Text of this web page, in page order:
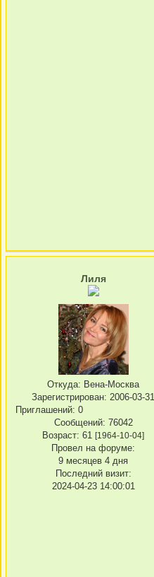
Лиля
Откуда: Вена-Москва
Зарегистрирован: 2006-03-31
Приглашений: 0
Сообщений: 76042
Возраст: 61 [1964-10-04]
Провел на форуме:
9 месяцев 4 дня
Последний визит:
2024-04-23 14:00:01